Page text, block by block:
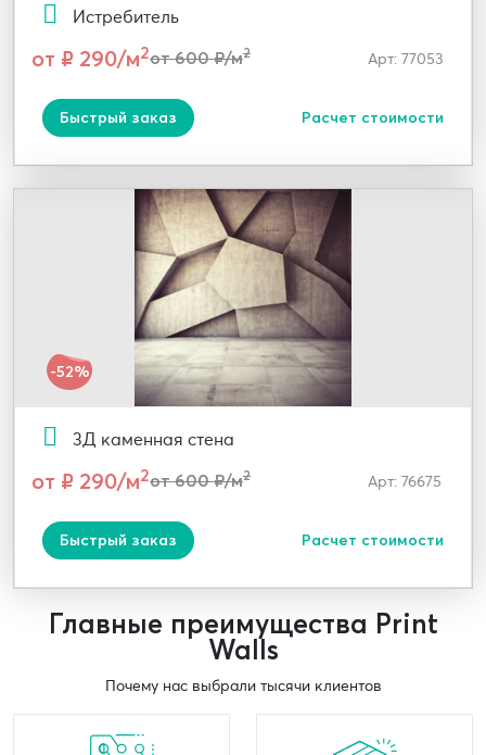
Истребитель
от ₽ 290/м2от 600 ₽/м2 Арт: 77053
Быстрый заказ Расчет стоимости
-52%
3Д каменная стена
от ₽ 290/м2от 600 ₽/м2 Арт: 76675
Быстрый заказ Расчет стоимости
Главные преимущества Print
Walls
Почему нас выбрали тысячи клиентов